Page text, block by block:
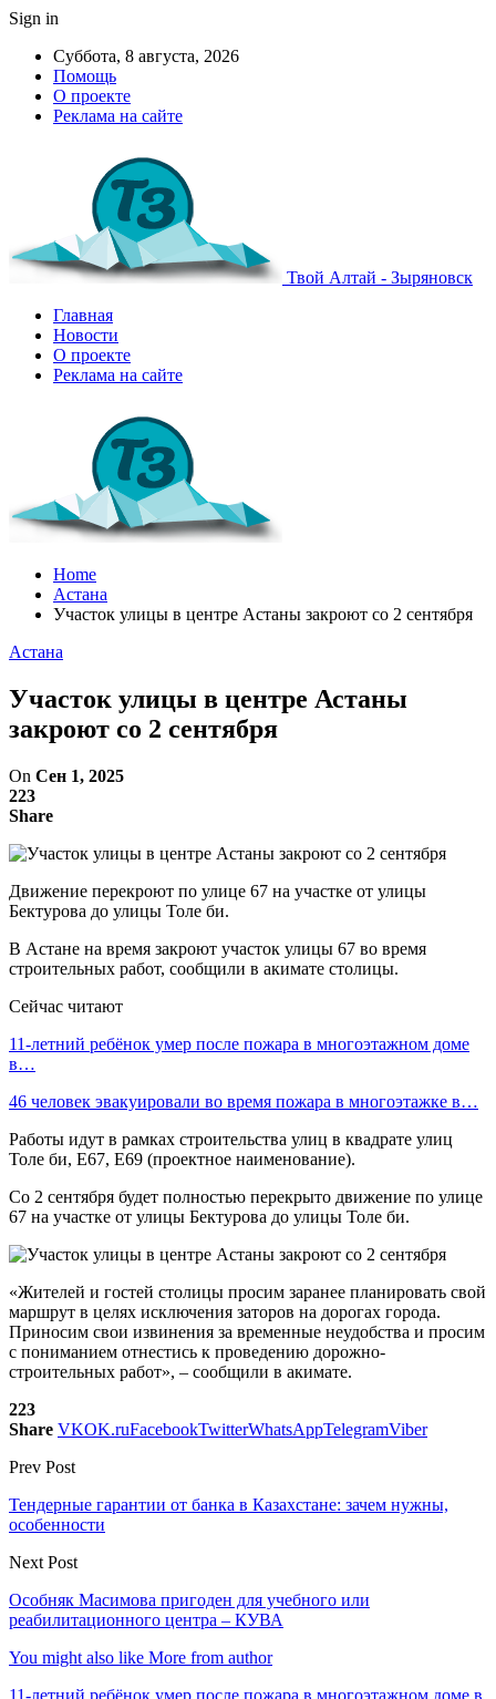
Sign in
Суббота, 8 августа, 2026
Помощь
О проекте
Реклама на сайте
Твой Алтай - Зыряновск
Главная
Новости
О проекте
Реклама на сайте
Home
Астана
Участок улицы в центре Астаны закроют со 2 сентября
Астана
Участок улицы в центре Астаны
закроют со 2 сентября
On Сен 1, 2025
223
Share
Движение перекроют по улице 67 на участке от улицы
Бектурова до улицы Толе би.
В Астане на время закроют участок улицы 67 во время
строительных работ, сообщили в акимате столицы.
Сейчас читают
11-летний ребёнок умер после пожара в многоэтажном доме
в…
46 человек эвакуировали во время пожара в многоэтажке в…
Работы идут в рамках строительства улиц в квадрате улиц
Толе би, Е67, Е69 (проектное наименование).
Со 2 сентября будет полностью перекрыто движение по улице
67 на участке от улицы Бектурова до улицы Толе би.
«Жителей и гостей столицы просим заранее планировать свой
маршрут в целях исключения заторов на дорогах города.
Приносим свои извинения за временные неудобства и просим
с пониманием отнестись к проведению дорожно-
строительных работ», – сообщили в акимате.
223
Share VKOK.ruFacebookTwitterWhatsAppTelegramViber
Prev Post
Тендерные гарантии от банка в Казахстане: зачем нужны,
особенности
Next Post
Особняк Масимова пригоден для учебного или
реабилитационного центра – КУВА
You might also like More from author
11-летний ребёнок умер после пожара в многоэтажном доме в